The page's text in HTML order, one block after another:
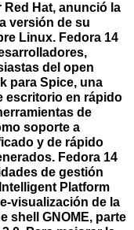
Hat, anunció la
versión de su
Linux. Fedora 14
del open
para Spice, una
escritorio en rápido
de
soporte a
y de rápido
Fedora 14
de gestión
Platform
visualización de la
shell GNOME, parte